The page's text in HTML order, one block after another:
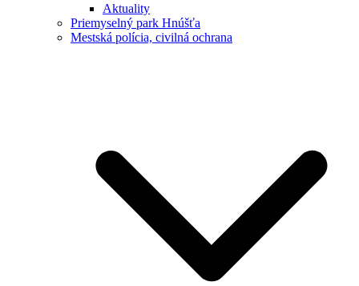
Aktuality
Priemyselný park Hnúšťa
Mestská polícia, civilná ochrana